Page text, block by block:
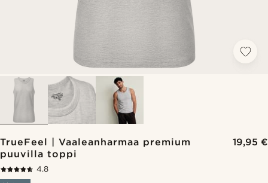
TrueFeel | Vaaleanharmaa premium
puuvilla toppi
19,95 €
4.8